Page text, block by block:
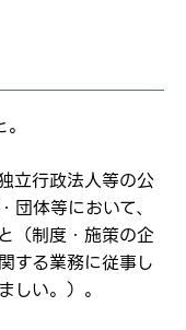
立行政法人等の公
体等において、
（制度・施策の企
する業務に従事し
い。）。